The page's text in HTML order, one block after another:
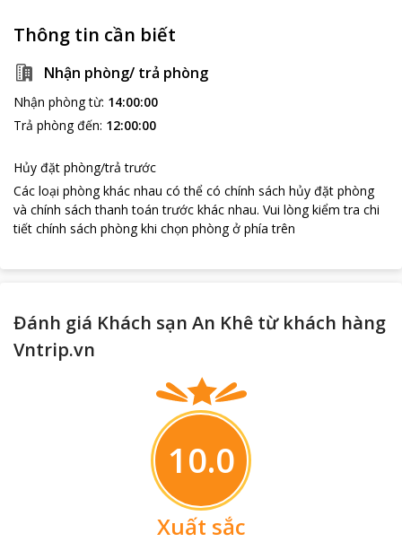
Thông tin cần biết
Nhận phòng/ trả phòng
Nhận phòng từ: 14:00:00
Trả phòng đến: 12:00:00
Hủy đặt phòng/trả trước
Các loại phòng khác nhau có thể có chính sách hủy đặt phòng
và chính sách thanh toán trước khác nhau. Vui lòng kiểm tra chi
tiết chính sách phòng khi chọn phòng ở phía trên
Đánh giá Khách sạn An Khê từ khách hàng
Vntrip.vn
10.0
Xuất sắc